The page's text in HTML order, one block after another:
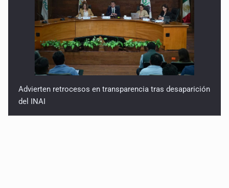
Advierten retrocesos en transparencia tras desaparición
del INAI